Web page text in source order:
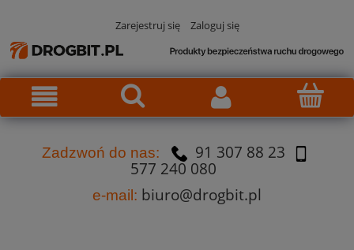
Zarejestruj się Zaloguj się
Zadzwoń do nas:
91 307 88 23
577 240 080
e-mail: biuro@drogbit.pl